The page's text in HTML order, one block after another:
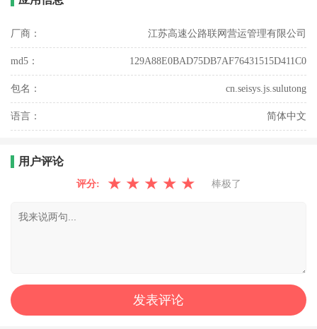
厂商： 江苏高速公路联网营运管理有限公司
md5： 129A88E0BAD75DB7AF76431515D411C0
包名： cn.seisys.js.sulutong
语言： 简体中文
用户评论
评分: ★ ★ ★ ★ ★ 棒极了